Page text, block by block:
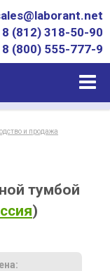
8 (812) 318-50-90
8 (800) 555-777-9
и продажа
тумбой
)